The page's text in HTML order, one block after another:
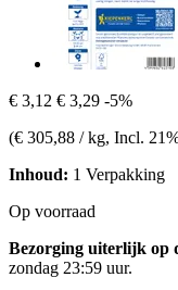
€ 3,12 € 3,29 -5%
(€ 305,88 / kg, Incl.
Inhoud: 1 Verpakking
Op voorraad
Bezorging uiterlijk op
zondag 23:59 uur.